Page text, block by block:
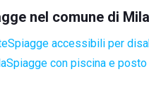
nel comune di
Spiagge accessibili per
Spiagge con piscina e posto